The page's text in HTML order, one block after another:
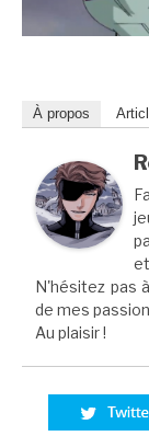
À propos
N'hésitez pas
de mes
Au plaisir !